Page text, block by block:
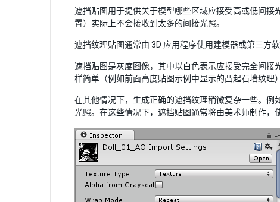
遮挡贴图用于提供关于模型哪些区域应接受高或低间
置）实际上不会接收到太多的间接光照。
遮挡纹理贴图通常由 3D 应用程序使用建模器或第三方
遮挡贴图是灰度图像，其中以白色表示应接受完全间
样简单（例如前面高度贴图示例中显示的凸起石墙纹理）
在其他情况下，生成正确的遮挡纹理稍微复杂一些。
光照。在这些情况下，遮挡贴图通常将由美术师制作，